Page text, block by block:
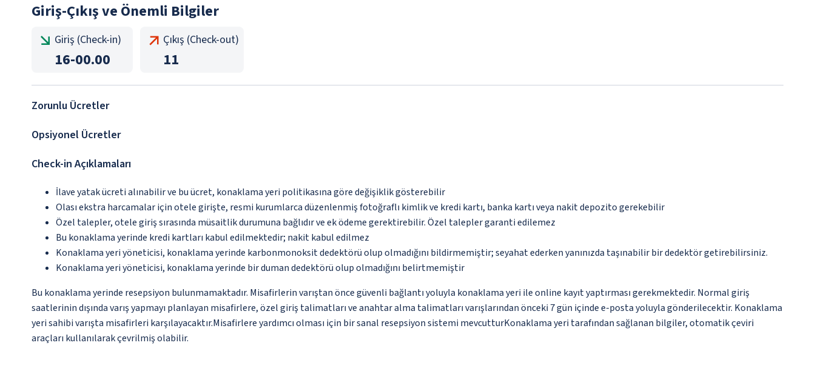
Giriş-Çıkış ve Önemli Bilgiler
Giriş (Check-in)
16-00.00
Çıkış (Check-out)
11
Zorunlu Ücretler
Opsiyonel Ücretler
Check-in Açıklamaları
İlave yatak ücreti alınabilir ve bu ücret, konaklama yeri politikasına göre değişiklik gösterebilir
Olası ekstra harcamalar için otele girişte, resmi kurumlarca düzenlenmiş fotoğraflı kimlik ve kredi kartı, banka kartı veya nakit depozito gerekebilir
Özel talepler, otele giriş sırasında müsaitlik durumuna bağlıdır ve ek ödeme gerektirebilir. Özel talepler garanti edilemez
Bu konaklama yerinde kredi kartları kabul edilmektedir; nakit kabul edilmez
Konaklama yeri yöneticisi, konaklama yerinde karbonmonoksit dedektörü olup olmadığını bildirmemiştir; seyahat ederken yanınızda taşınabilir bir dedektör getirebilirsiniz.
Konaklama yeri yöneticisi, konaklama yerinde bir duman dedektörü olup olmadığını belirtmemiştir
Bu konaklama yerinde resepsiyon bulunmamaktadır. Misafirlerin varıştan önce güvenli bağlantı yoluyla konaklama yeri ile online kayıt yaptırması gerekmektedir. Normal giriş
saatlerinin dışında varış yapmayı planlayan misafirlere, özel giriş talimatları ve anahtar alma talimatları varışlarından önceki 7 gün içinde e-posta yoluyla gönderilecektir. Konaklama
yeri sahibi varışta misafirleri karşılayacaktır.Misafirlere yardımcı olması için bir sanal resepsiyon sistemi mevcutturKonaklama yeri tarafından sağlanan bilgiler, otomatik çeviri
araçları kullanılarak çevrilmiş olabilir.